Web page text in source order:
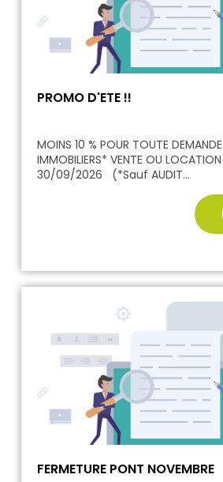
PROMO D'ETE !!
MOINS 10 % POUR TOUTE
IMMOBILIERS* VENTE OU
30/09/2026 (*Sauf AUDIT...
FERMETURE PONT NOVEMBRE